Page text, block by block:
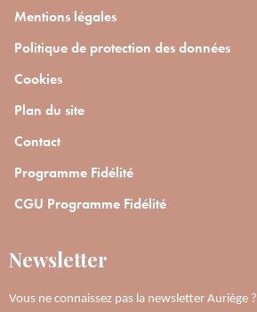
Mentions légales
Politique de protection des données
Cookies
Plan du site
Contact
Programme Fidélité
CGU Programme Fidélité
Newsletter
Vous ne connaissez pas la newsletter Auriège ?